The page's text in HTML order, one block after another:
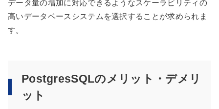
データ量の増加に対応できるようなスケーラビリティの
高いデータベースシステムを選択することが求められま
す。
PostgresSQLのメリット・デメリ
ット